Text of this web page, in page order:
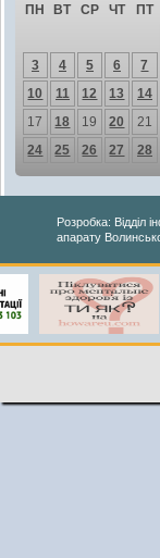
ПН ВТ СР ЧТ ПТ
3
4 5 6 7
10
11 12 13 14
17
18 19 20 21
24
25 26 27 28
Розробка: Відділ
апарату